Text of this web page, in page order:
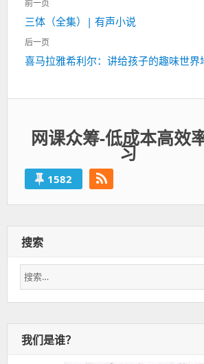
章
导
航
前一页
上
一
三体（全集）| 有声小说
后一页
下
喜马拉雅希利尔：讲给孩子的趣味世界
网课众筹-低成本高效
习
1582
搜索
搜
索：
我们是谁？